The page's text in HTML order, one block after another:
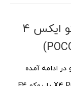
مقایسه پوکو اف 4 جی تی با پوکو ایکس 4
اف 4 جی تی با پوکو ایکس 4 پرو در ادامه آمده